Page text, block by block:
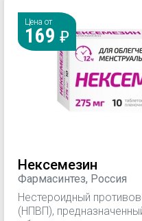
Цена от
169
Нексемезин
Фармасинтез, Россия
Нестероидный
(НПВП),